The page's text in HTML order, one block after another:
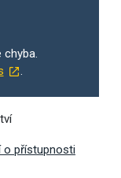
o přístupnosti